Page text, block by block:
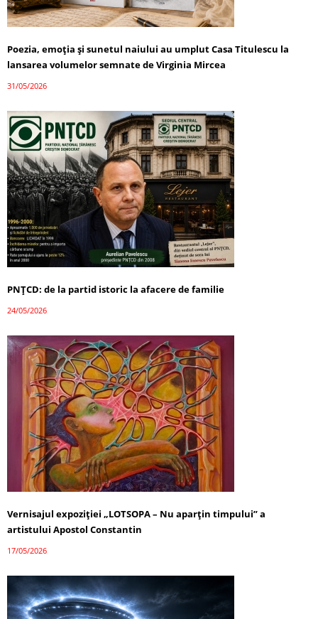
Poezia, emoția și sunetul naiului au umplut Casa Titulescu la
lansarea volumelor semnate de Virginia Mircea
31/05/2026
PNȚCD: de la partid istoric la afacere de familie
24/05/2026
Vernisajul expoziției „LOTSOPA – Nu aparțin timpului” a
artistului Apostol Constantin
17/05/2026